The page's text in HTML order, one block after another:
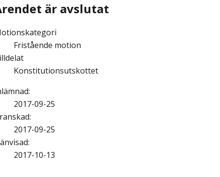
är avslutat
Fristående motion
Konstitutionsutskottet
:
2017-09-25
:
2017-09-25
:
2017-10-13